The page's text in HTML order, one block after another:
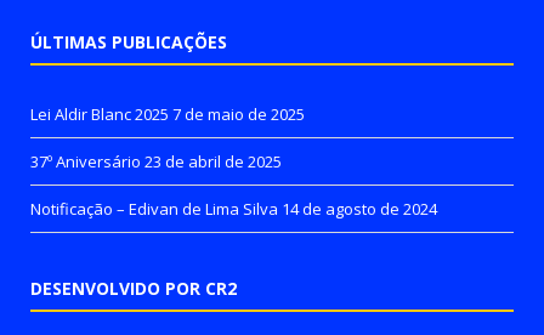
ÚLTIMAS PUBLICAÇÕES
Lei Aldir Blanc 2025 7 de maio de 2025
37º Aniversário 23 de abril de 2025
Notificação – Edivan de Lima Silva 14 de agosto de 2024
DESENVOLVIDO POR CR2